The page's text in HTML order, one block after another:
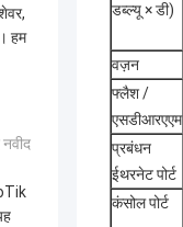
हम
डब्ल्यू × डी)
वज़न
फ्लैश /
एसडीआरएएम
प्रबंधन
ईथरनेट पोर्ट
कंसोल पोर्ट